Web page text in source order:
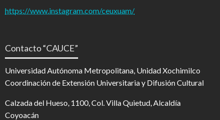
https://www.instagram.com/ceuxuam/
Contacto “CAUCE”
Universidad Autónoma Metropolitana, Unidad Xochimilco
Coordinación de Extensión Universitaria y Difusión Cultural
Calzada del Hueso, 1100, Col. Villa Quietud, Alcaldía
Coyoacán